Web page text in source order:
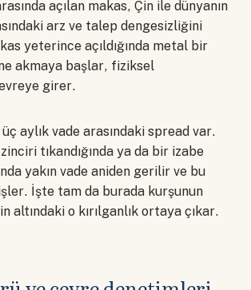
açılan makas, Çin ile dünyanın
arz ve talep dengesizliğini
yeterince açıldığında metal bir
akmaya başlar, fiziksel
girer.
aylık vade arasındaki spread var.
tıkandığında ya da bir izabe
yakın vade aniden gerilir ve bu
İşte tam da burada kurşunun
altındaki o kırılganlık ortaya çıkar.